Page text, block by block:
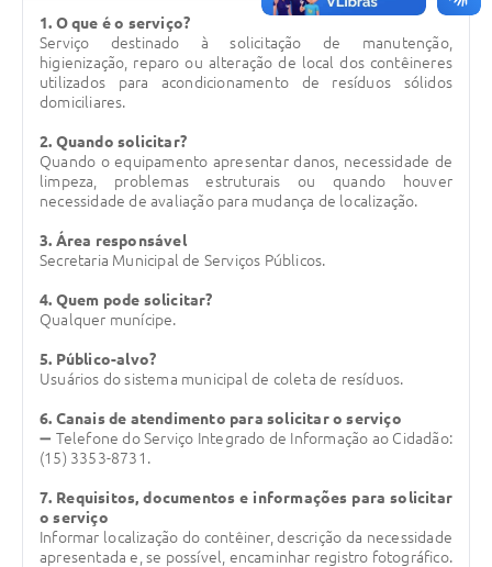
Lei de Acesso à Informação
Galeria de Vídeos
Legislação
IPTU Selo Verde
Notícias
Contato
1. O que é o serviço?
Serviço destinado à solicitação de manutenção,
higienização, reparo ou alteração de local dos contêineres
utilizados para acondicionamento de resíduos sólidos
domiciliares.
2. Quando solicitar?
Quando o equipamento apresentar danos, necessidade de
limpeza, problemas estruturais ou quando houver
necessidade de avaliação para mudança de localização.
3. Área responsável
Secretaria Municipal de Serviços Públicos.
4. Quem pode solicitar?
Qualquer munícipe.
5. Público-alvo?
Usuários do sistema municipal de coleta de resíduos.
6. Canais de atendimento para solicitar o serviço
➖ Telefone do Serviço Integrado de Informação ao Cidadão:
(15) 3353-8731.
7. Requisitos, documentos e informações para solicitar
o serviço
Informar localização do contêiner, descrição da necessidade
apresentada e, se possível, encaminhar registro fotográfico.